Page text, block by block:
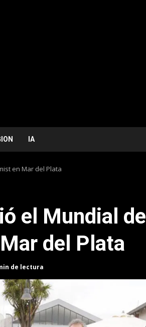
IA
en Mar del Plata
el Mundial de
del Plata
de lectura